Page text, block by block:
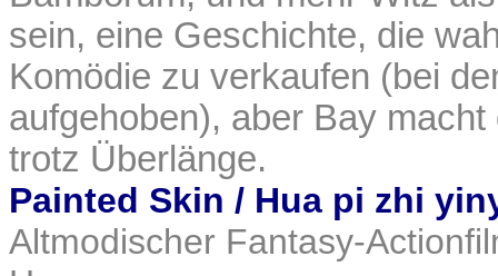
sein, eine Geschichte, die
Komödie zu verkaufen (bei
aufgehoben), aber Bay
trotz Überlänge.
Painted Skin / Hua pi zhi
Altmodischer Fantasy-